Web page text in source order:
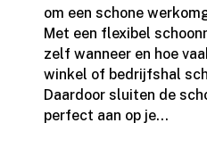
om een schone
Met een flexibel
zelf wanneer en hoe
winkel of bedrijfshal
Daardoor sluiten de
perfect aan op je...